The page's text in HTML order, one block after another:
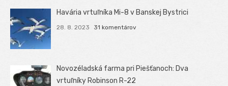
Havária vrtuľníka Mi-8 v Banskej Bystrici
28. 8. 2023 31 komentárov
Novozéladská farma pri Piešťanoch: Dva
vrtuľníky Robinson R-22